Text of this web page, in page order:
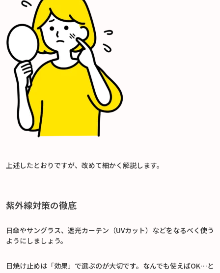
上述したとおりですが、改めて細かく解説します。
紫外線対策の徹底
日傘やサングラス、遮光カーテン（UVカット）などをなるべく使う
ようにしましょう。
日焼け止めは「効果」で選ぶのが大切です。なんでも使えばOK…と